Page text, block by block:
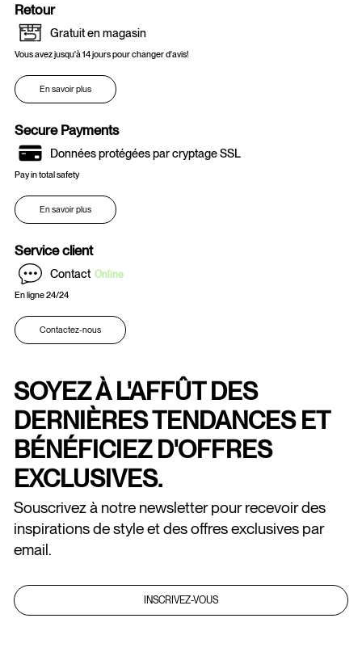
Retour
Gratuit en magasin
Vous avez jusqu'à 14 jours pour changer d'avis!
En savoir plus
Secure Payments
Données protégées par cryptage SSL
Pay in total safety
En savoir plus
Service client
Contact Online
En ligne 24/24
Contactez-nous
SOYEZ À L'AFFÛT DES
DERNIÈRES TENDANCES ET
BÉNÉFICIEZ D'OFFRES
EXCLUSIVES.
Souscrivez à notre newsletter pour recevoir des
inspirations de style et des offres exclusives par
email.
INSCRIVEZ-VOUS